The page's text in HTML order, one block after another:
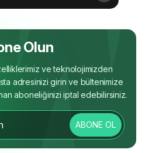
Olun
ve teknolojimizden
adresinizi girin ve bültenimize
aboneliğinizi iptal edebilirsiniz.
ABONE OL